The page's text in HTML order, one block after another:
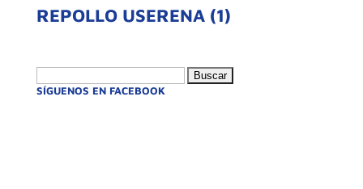
REPOLLO USERENA (1)
SÍGUENOS EN FACEBOOK